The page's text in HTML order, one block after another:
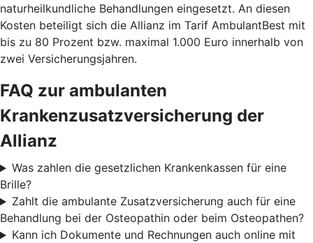
naturheilkundliche Behandlungen eingesetzt. An diesen
Kosten beteiligt sich die Allianz im Tarif AmbulantBest mit
bis zu 80 Prozent bzw. maximal 1.000 Euro innerhalb von
zwei Versicherungsjahren.
FAQ zur ambulanten
Krankenzusatzversicherung der
Allianz
Was zahlen die gesetzlichen Krankenkassen für eine
Brille?
Zahlt die ambulante Zusatzversicherung auch für eine
Behandlung bei der Osteopathin oder beim Osteopathen?
Kann ich Dokumente und Rechnungen auch online mit